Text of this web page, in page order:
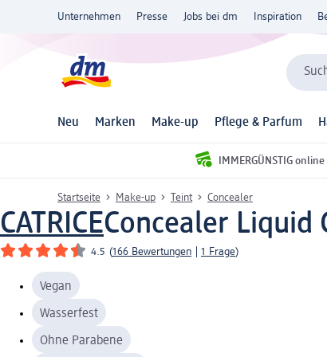
Unternehmen Presse Jobs bei dm Inspiration
Neu Marken Make-up Pflege & Parfum
IMMERGÜNSTIG
Startseite Make-up Teint Concealer
CATRICEConcealer Liquid
4.5 (166 Bewertungen 1 Frage)
Vegan
Wasserfest
Ohne Parabene